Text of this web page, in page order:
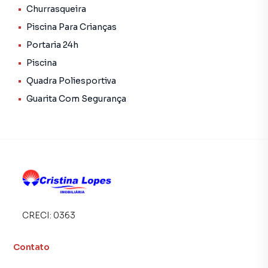
terrenos, lojas e barracões para venda ou locação, além de
empreendimentos em construção ou lançamentos na
planta em Uruguai e em outras regiões de Teresina. Aqui
você encontra milhares de ofertas para encontrar o imóvel
que mais combina com seu estilo de vida.
segurança e tranquilidade. Na Cristina Lopes Imobiliária
simplificar a relação de proprietários, inquilinos e
compradores com o mercado imobiliário.
Anuncie seu imóvel! É fácil, rápido e gratuito! A Cristina
diversas cidades do Brasil, incluindo Teresina.
Churrasqueira
Piscina Para Crianças
Portaria 24h
Piscina
Quadra Poliesportiva
Guarita Com Segurança
CRECI: 0363
Contato